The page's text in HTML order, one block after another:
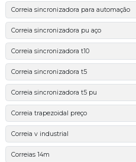
Correia sincronizadora para automação
Correia sincronizadora pu aço
Correia sincronizadora t10
Correia sincronizadora t5
Correia sincronizadora t5 pu
Correia trapezoidal preço
Correia v industrial
Correias 14m